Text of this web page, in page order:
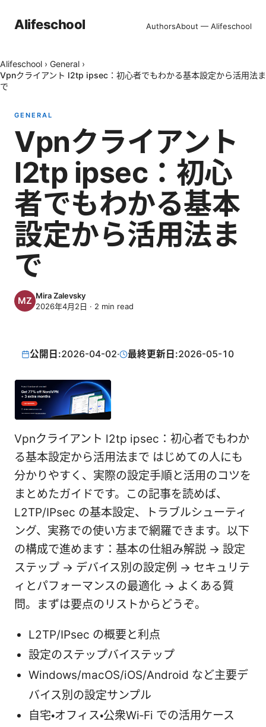
Alifeschool AuthorsAbout — Alifeschool
Alifeschool › General ›
Vpnクライアント l2tp ipsec：初心者でもわかる基本設定から活用法ま
で
GENERAL
Vpnクライアント
l2tp ipsec：初心
者でもわかる基本
設定から活用法ま
で
Mira Zalevsky
2026年4月2日 · 2 min read
公開日:2026-04-02· 最終更新日:2026-05-10
Vpnクライアント l2tp ipsec：初心者でもわか
る基本設定から活用法まで はじめての人にも
分かりやすく、実際の設定手順と活用のコツを
まとめたガイドです。この記事を読めば、
L2TP/IPsec の基本設定、トラブルシューティ
ング、実務での使い方まで網羅できます。以下
の構成で進めます：基本の仕組み解説 → 設定
ステップ → デバイス別の設定例 → セキュリテ
ィとパフォーマンスの最適化 → よくある質
問。まずは要点のリストからどうぞ。
L2TP/IPsec の概要と利点
設定のステップバイステップ
Windows/macOS/iOS/Android など主要デ
バイス別の設定サンプル
自宅・オフィス・公衆Wi‑Fi での活用ケース